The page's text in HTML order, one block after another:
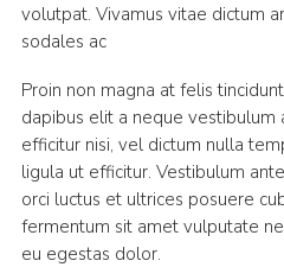
volutpat. Vivamus vitae dictum
sodales ac
Proin non magna at felis
dapibus elit a neque vestibulum
efficitur nisi, vel dictum nulla
ligula ut efficitur. Vestibulum
orci luctus et ultrices posuere
fermentum sit amet vulputate
eu egestas dolor.